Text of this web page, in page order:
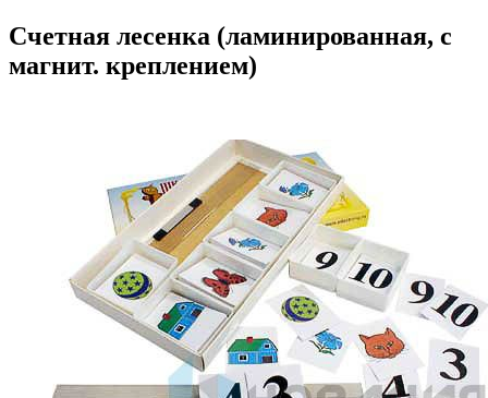
Счетная лесенка (ламинированная, с
магнит. креплением)